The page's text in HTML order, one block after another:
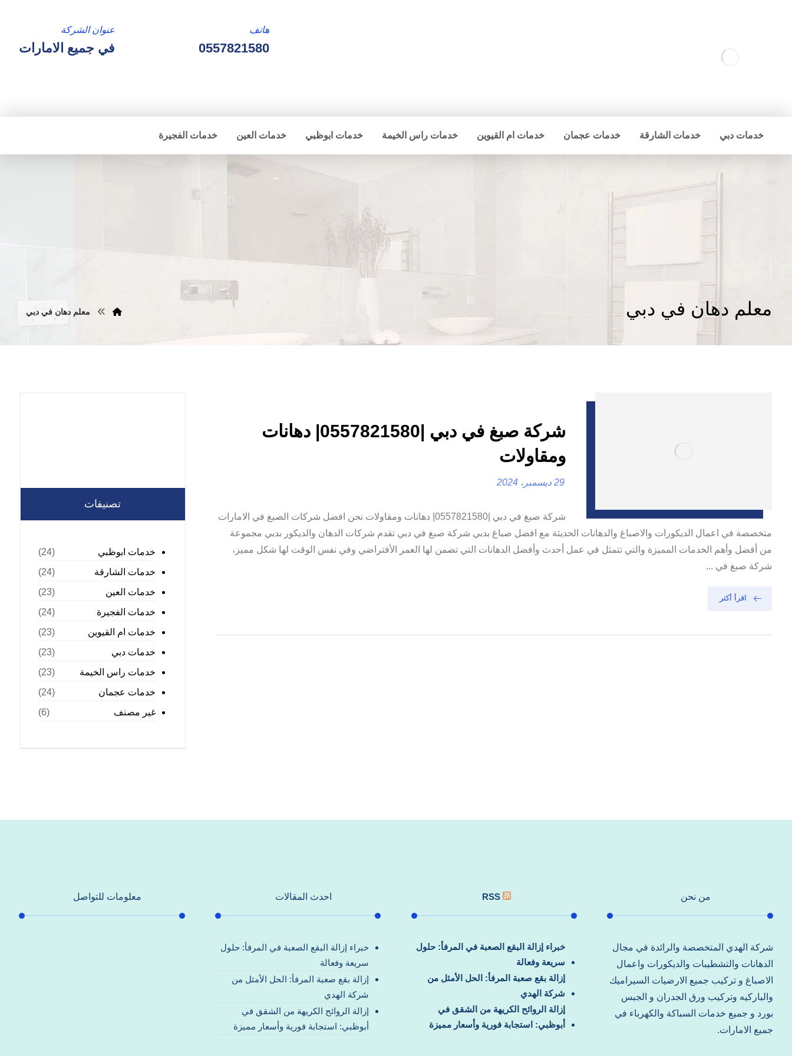
عنوان الشركة
في جميع الامارات
هاتف
0557821580
خدمات دبي خدمات الشارقة خدمات عجمان خدمات ام القيوين خدمات راس الخيمة خدمات ابوظبي خدمات العين خدمات الفجيرة
معلم دهان في دبي معلم دهان في دبي
شركة صبغ في دبي |0557821580| دهانات
ومقاولات
29 ديسمبر، 2024
شركة صبغ في دبي |0557821580| دهانات ومقاولات نحن افضل شركات الصبغ في الامارات
متخصصة في اعمال الديكورات والاصباغ والدهانات الحديثة مع افضل صباغ بدبي شركة صبغ في دبي تقدم شركات الدهان والديكور بدبي مجموعة
من أفضل وأهم الخدمات المميزة والتي تتمثل في عمل أحدث وأفضل الدهانات التي تضمن لها العمر الأفتراضي وفي نفس الوقت لها شكل مميز،
شركة صبغ في ...
اقرأ أكثر
تصنيفات
خدمات ابوظبي
(24)
خدمات الشارقة
(24)
خدمات العين
(23)
خدمات الفجيرة
(24)
خدمات ام القيوين
(23)
خدمات دبي
(23)
خدمات راس الخيمة
(23)
خدمات عجمان
(24)
غير مصنف
(6)
من نحن
شركة الهدي المتخصصة والرائدة في مجال
الدهانات والتشطيبات والديكورات واعمال
الاصباغ و تركيب جميع الارضيات السيراميك
والباركيه وتركيب ورق الجدران و الجبس
بورد و جميع خدمات السباكة والكهرباء في
جميع الامارات.
RSS
خبراء إزالة البقع الصعبة في المرفأ: حلول
سريعة وفعالة
إزالة بقع صعبة المرفأ: الحل الأمثل من
شركة الهدي
إزالة الروائح الكريهة من الشقق في
أبوظبي: استجابة فورية وأسعار مميزة
احدث المقالات
خبراء إزالة البقع الصعبة في المرفأ: حلول
سريعة وفعالة
إزالة بقع صعبة المرفأ: الحل الأمثل من
شركة الهدي
إزالة الروائح الكريهة من الشقق في
أبوظبي: استجابة فورية وأسعار مميزة
معلومات للتواصل